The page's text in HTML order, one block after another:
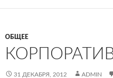
ОБЩЕЕ
31 ДЕКАБРЯ, 2012 ADMIN